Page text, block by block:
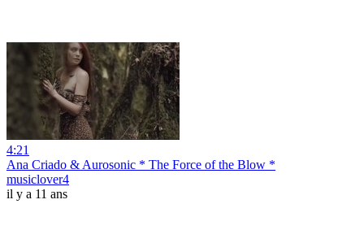
4:21
Ana Criado & Aurosonic * The Force of the Blow *
musiclover4
il y a 11 ans